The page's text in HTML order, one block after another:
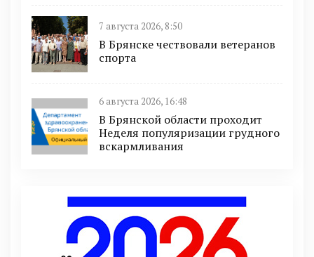
7 августа 2026, 8:50
В Брянске чествовали ветеранов
спорта
6 августа 2026, 16:48
В Брянской области проходит
Неделя популяризации грудного
вскармливания